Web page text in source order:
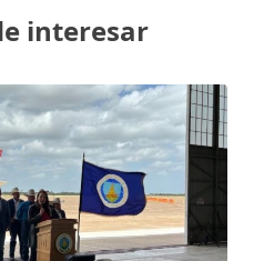
interesar